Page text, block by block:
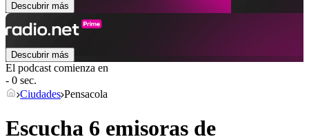
Descubrir más
Descubrir más
El podcast comienza en
- 0 sec.
Ciudades Pensacola
Escucha 6 emisoras de